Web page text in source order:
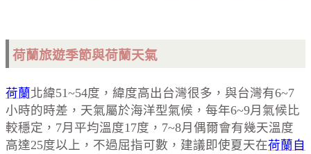
荷蘭旅遊季節與荷蘭天氣
荷蘭北緯51~54度，緯度高出台灣很多，與台灣有6~7
小時的時差，天氣屬於海洋型氣候，每年6~9月氣候比
較穩定，7月平均溫度17度，7~8月偶爾會有幾天溫度
高達25度以上，不過屈指可數，建議即使夏天在荷蘭自